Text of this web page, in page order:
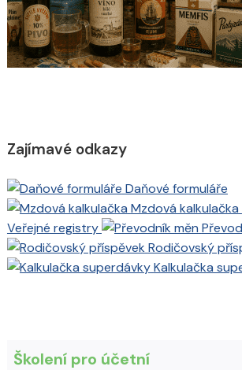
Zajímavé odkazy
Daňové formuláře
Mzdová kalkulačka
Veřejné registry
Rodičovský
Kalkulačka
Školení pro účetní